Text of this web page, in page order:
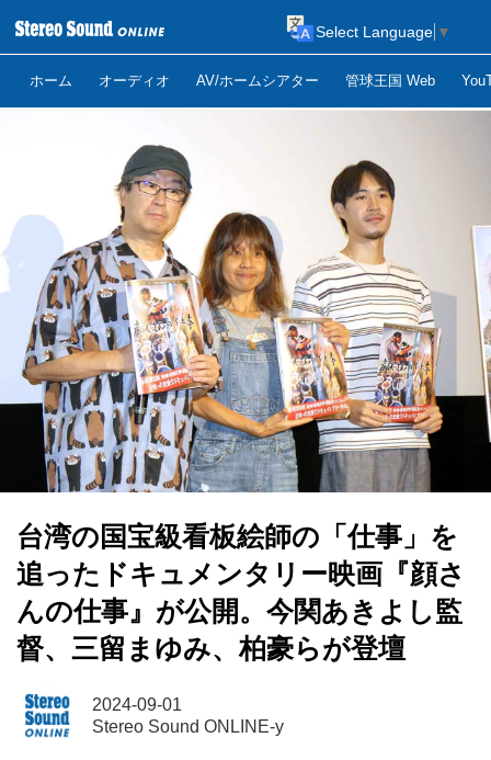
ホーム オーディオ AV/ホームシアター 管球王国 Web
Select Language ▼
台湾の国宝級看板絵師の「仕事」を
追ったドキュメンタリー映画『顔さ
んの仕事』が公開。今関あきよし監
督、三留まゆみ、柏豪らが登壇
2024-09-01
Stereo Sound ONLINE-y